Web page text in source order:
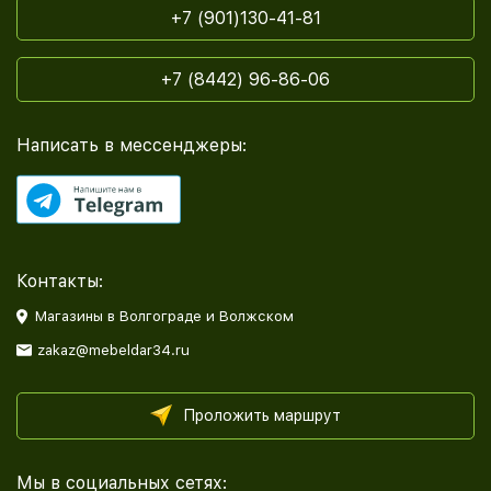
+7 (901)130-41-81
+7 (8442) 96-86-06
Написать в мессенджеры:
Контакты:
Магазины в Волгограде и Волжском
zakaz@mebeldar34.ru
Проложить маршрут
Мы в социальных сетях: